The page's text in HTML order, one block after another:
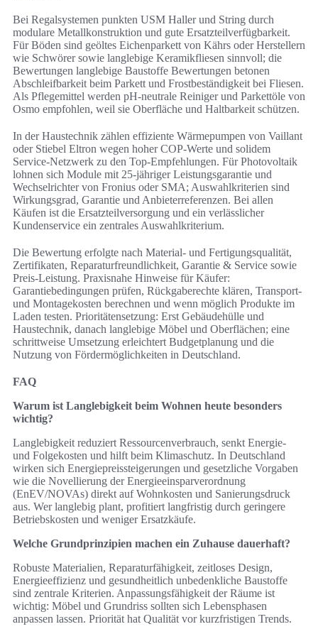
Bei Regalsystemen punkten USM Haller und String durch
modulare Metallkonstruktion und gute Ersatzteilverfügbarkeit.
Für Böden sind geöltes Eichenparkett von Kährs oder Herstellern
wie Schwörer sowie langlebige Keramikfliesen sinnvoll; die
Bewertungen langlebige Baustoffe Bewertungen betonen
Abschleifbarkeit beim Parkett und Frostbeständigkeit bei Fliesen.
Als Pflegemittel werden pH-neutrale Reiniger und Parkettöle von
Osmo empfohlen, weil sie Oberfläche und Haltbarkeit schützen.
In der Haustechnik zählen effiziente Wärmepumpen von Vaillant
oder Stiebel Eltron wegen hoher COP-Werte und solidem
Service-Netzwerk zu den Top-Empfehlungen. Für Photovoltaik
lohnen sich Module mit 25-jähriger Leistungsgarantie und
Wechselrichter von Fronius oder SMA; Auswahlkriterien sind
Wirkungsgrad, Garantie und Anbieterreferenzen. Bei allen
Käufen ist die Ersatzteilversorgung und ein verlässlicher
Kundenservice ein zentrales Auswahlkriterium.
Die Bewertung erfolgte nach Material- und Fertigungsqualität,
Zertifikaten, Reparaturfreundlichkeit, Garantie & Service sowie
Preis-Leistung. Praxisnahe Hinweise für Käufer:
Garantiebedingungen prüfen, Rückgaberechte klären, Transport-
und Montagekosten berechnen und wenn möglich Produkte im
Laden testen. Prioritätensetzung: Erst Gebäudehülle und
Haustechnik, danach langlebige Möbel und Oberflächen; eine
schrittweise Umsetzung erleichtert Budgetplanung und die
Nutzung von Fördermöglichkeiten in Deutschland.
FAQ
Warum ist Langlebigkeit beim Wohnen heute besonders
wichtig?
Langlebigkeit reduziert Ressourcenverbrauch, senkt Energie-
und Folgekosten und hilft beim Klimaschutz. In Deutschland
wirken sich Energiepreissteigerungen und gesetzliche Vorgaben
wie die Novellierung der Energieeinsparverordnung
(EnEV/NOVAs) direkt auf Wohnkosten und Sanierungsdruck
aus. Wer langlebig plant, profitiert langfristig durch geringere
Betriebskosten und weniger Ersatzkäufe.
Welche Grundprinzipien machen ein Zuhause dauerhaft?
Robuste Materialien, Reparaturfähigkeit, zeitloses Design,
Energieeffizienz und gesundheitlich unbedenkliche Baustoffe
sind zentrale Kriterien. Anpassungsfähigkeit der Räume ist
wichtig: Möbel und Grundriss sollten sich Lebensphasen
anpassen lassen. Priorität hat Qualität vor kurzfristigen Trends.